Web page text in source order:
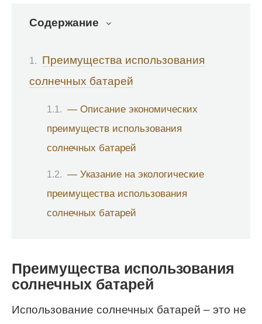
Содержание
Преимущества использования
солнечных батарей
— Описание экономических
преимуществ использования
солнечных батарей
— Указание на экологические
преимущества использования
солнечных батарей
Преимущества использования
солнечных батарей
Использование солнечных батарей – это не